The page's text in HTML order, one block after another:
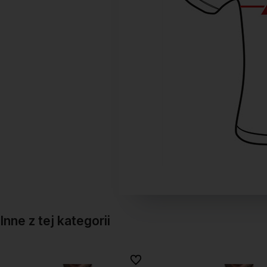
Inne z tej kategorii
Do ulubionych
Do ulubionych